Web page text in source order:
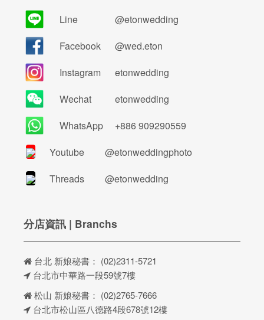
Line
@etonwedding
Facebook
@wed.eton
Instagram
etonwedding
Wechat
etonwedding
WhatsApp
+886 909290559
Youtube
@etonweddingphoto
Threads
@etonwedding
分店資訊 | Branchs
台北 新娘秘書： (02)2311-5721
台北市中華路一段59號7樓
松山 新娘秘書： (02)2765-7666
台北市松山區八德路4段678號12樓